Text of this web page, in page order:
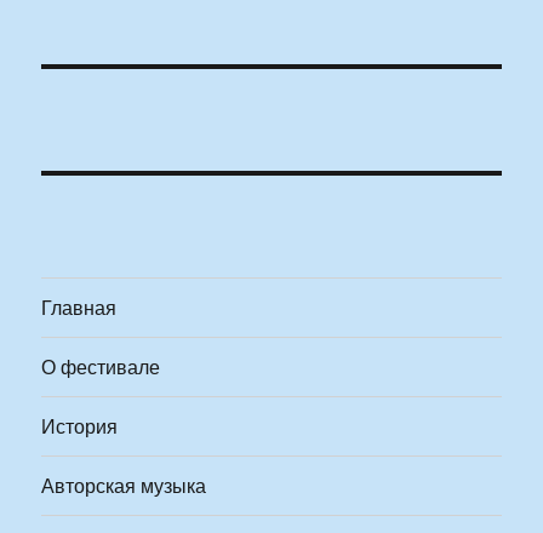
Главная
О фестивале
История
Авторская музыка